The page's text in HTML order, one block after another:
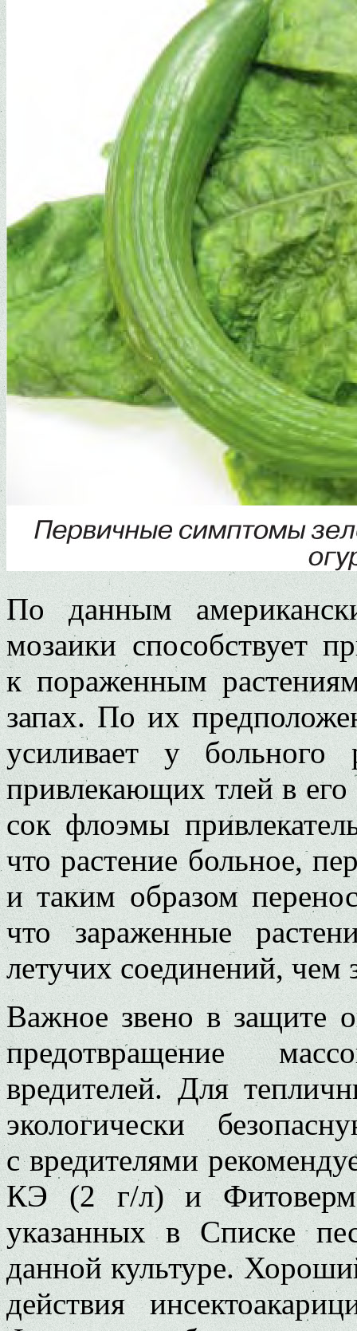
По данным
мозаики способствует
к пораженным
запах. По их
усиливает у больного
привлекающих тлей в
сок флоэмы
что растение больное,
и таким образом
что зараженные
летучих соединений, чем
Важное звено в защите
предотвращение
вредителей. Для
экологически
с вредителями
КЭ (2 г/л) и
указанных в Списке
данной культуре.
действия